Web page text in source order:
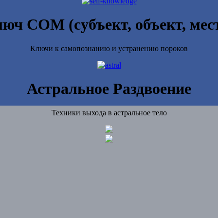
СОМ (субъект, объект,
Ключи к самопознанию и устранению пороков
Астральное Раздвоение
Техники выхода в астральное тело